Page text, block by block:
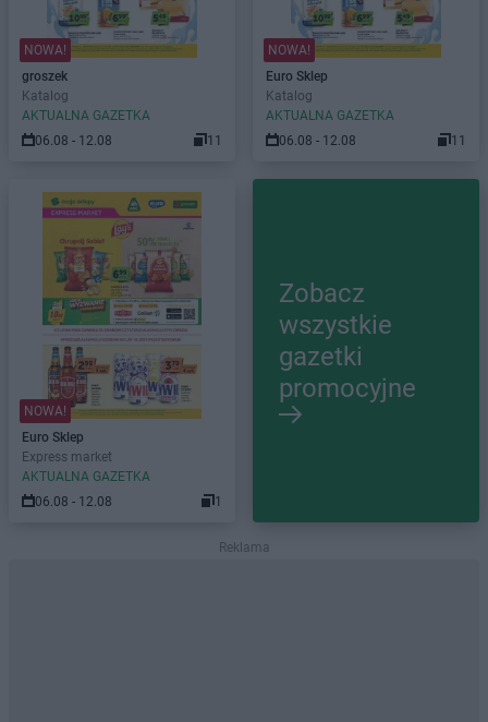
NOWA!
groszek
Katalog
AKTUALNA GAZETKA
06.08 - 12.08
11
NOWA!
Euro Sklep
Katalog
AKTUALNA GAZETKA
06.08 - 12.08
11
NOWA!
Euro Sklep
Express market
AKTUALNA GAZETKA
06.08 - 12.08
1
Zobacz
wszystkie
gazetki
promocyjne
Reklama